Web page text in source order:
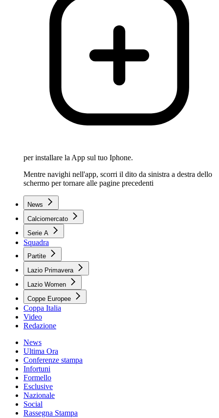
per installare la App sul tuo Iphone.
Mentre navighi nell'app, scorri il dito da sinistra a destra dello
schermo per tornare alle pagine precedenti
News
Calciomercato
Serie A
Squadra
Partite
Lazio Primavera
Lazio Women
Coppe Europee
Coppa Italia
Video
Redazione
News
Ultima Ora
Conferenze stampa
Infortuni
Formello
Esclusive
Nazionale
Social
Rassegna Stampa